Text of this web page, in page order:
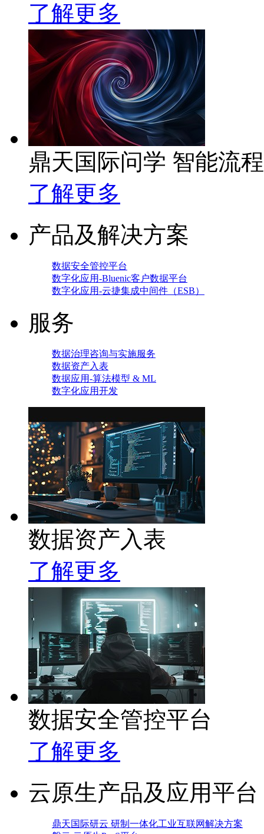
了解更多
鼎天国际问学 智能流
了解更多
产品及解决方案
数据安全管控平台
数字化应用-Bluenic客户数据平台
数字化应用-云捷集成中间件（ESB）
服务
数据治理咨询与实施服务
数据资产入表
数据应用-算法模型 & ML
数字化应用开发
数据资产入表
了解更多
数据安全管控平台
了解更多
云原生产品及应用平台
鼎天国际研云 研制一体化工业互联网解决方案